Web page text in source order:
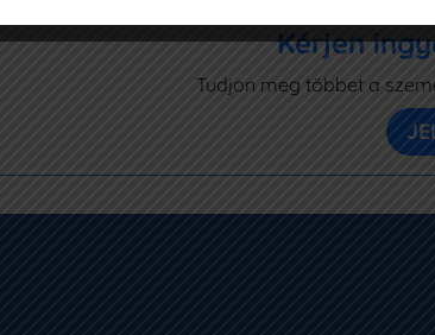
Kérjen
Tudjon meg többet a